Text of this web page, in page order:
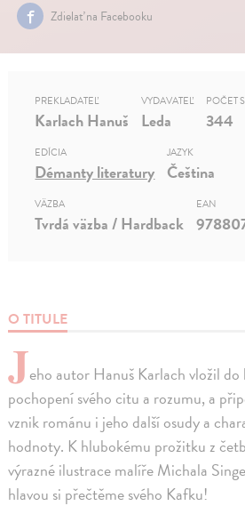
Zdielať na Facebooku
O TITULE
Jeho autor Hanuš Karlach vložil do
pochopení svého citu a rozumu, a
vznik románu i jeho další osudy a
hodnoty. K hlubokému prožitku z
výrazné ilustrace malíře Michala
hlavou si přečtěme svého Kafku!
PREKLADATEĽ
Karlach Hanuš
VYDAVATEĽ
Leda
POČET
344
EDÍCIA
Démanty literatury
JAZYK
Čeština
VÄZBA
Tvrdá väzba / Hardback
EAN